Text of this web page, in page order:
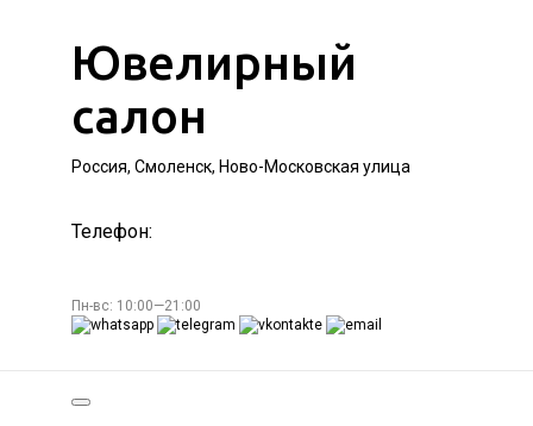
Ювелирный
салон
Россия, Смоленск, Ново-Московская улица
Телефон:
Пн-вс: 10:00—21:00